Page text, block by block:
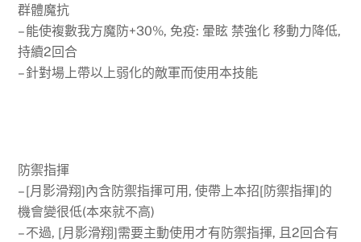
群體魔抗
– 能使複數我方魔防+30%, 免疫: 暈眩 禁強化 移動力降低,
持續2回合
– 針對場上帶以上弱化的敵軍而使用本技能
防禦指揮
– [月影滑翔]內含防禦指揮可用, 使帶上本招[防禦指揮]的
機會變很低(本來就不高)
– 不過, [月影滑翔]需要主動使用才有防禦指揮, 且2回合有